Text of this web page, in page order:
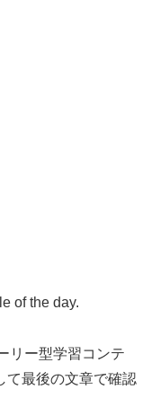
of the day.
リー型学習コンテ
て最後の文章で確認